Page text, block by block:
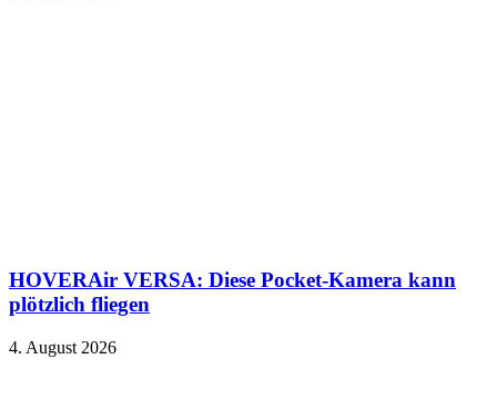
HOVERAir VERSA: Diese Pocket-Kamera kann
plötzlich fliegen
4. August 2026